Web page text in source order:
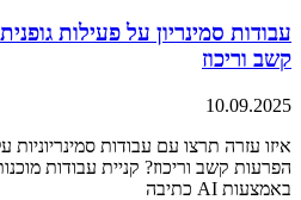
עבודות סמינריון על פעילות
קשב וריכוז
10.09.2025
איזו עזרה תרצו עם עבודות סמינריוניות
הפרעות קשב וריכוז? קניית עבודות
באמצעות AI כתיבה